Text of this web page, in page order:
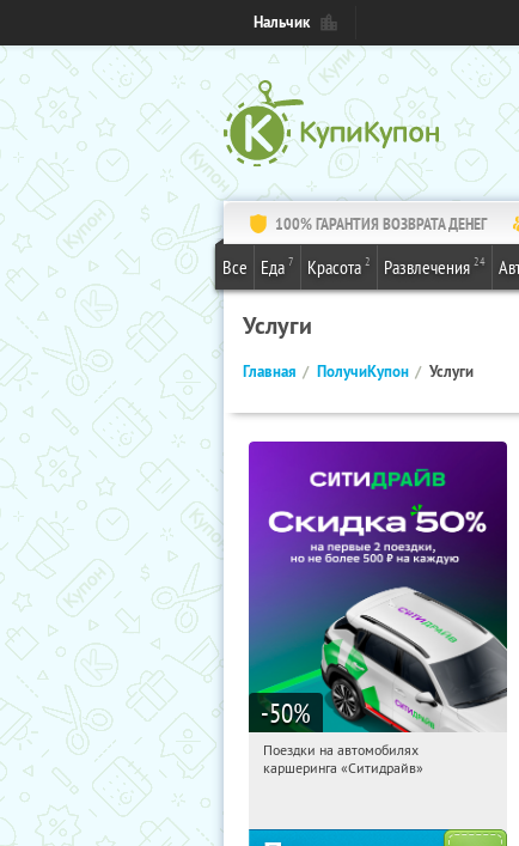
Нальчик
100% ГАРАНТИЯ ВОЗВРАТА ДЕНЕГ
Все Еда 7 Красота 2 Развлечения 24
Услуги
Главная ПолучиКупон Услуги
-50%
08:41:54
Получи первым!
Поездки на автомобилях
каршеринга «Ситидрайв»